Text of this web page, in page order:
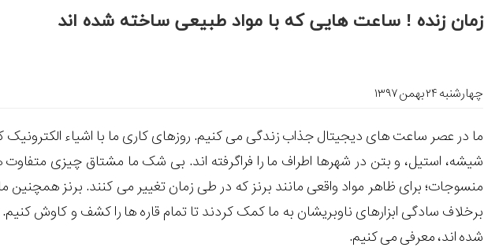
زمان زنده ! ساعت هایی که با مواد طبیعی ساخته شده اند
چهارشنبه ۲۴ بهمن ۱۳۹۷
ما در عصر ساعت های دیجیتال جذاب زندگی می کنیم. روزهای کاری ما با اشیاء
شیشه، استیل، و بتن در شهرها اطراف ما را فراگرفته اند. بی شک ما مشتاق چیزی
منسوجات؛ برای ظاهر مواد واقعی مانند برنز که در طی زمان تغییر می کنند. برنز
برخلاف سادگی ابزارهای ناوبریشان به ما کمک کردند تا تمام قاره ها را کشف و کاوش
شده اند، معرفی می کنیم.